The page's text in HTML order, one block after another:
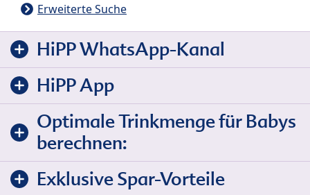
Erweiterte Suche
HiPP WhatsApp-Kanal
HiPP App
Optimale Trinkmenge für Babys
berechnen:
Exklusive Spar-Vorteile